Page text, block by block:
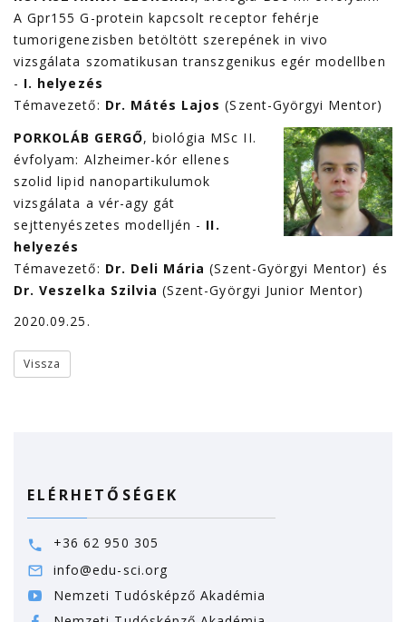
A Gpr155 G-protein kapcsolt receptor fehérje
tumorigenezisben betöltött szerepének in vivo
vizsgálata szomatikusan transzgenikus egér modellben
- I. helyezés
Témavezető: Dr. Mátés Lajos (Szent-Györgyi Mentor)
PORKOLÁB GERGŐ, biológia MSc II.
évfolyam: Alzheimer-kór ellenes
szolid lipid nanopartikulumok
vizsgálata a vér-agy gát
sejttenyészetes modelljén - II.
helyezés
Témavezető: Dr. Deli Mária (Szent-Györgyi Mentor) és
Dr. Veszelka Szilvia (Szent-Györgyi Junior Mentor)
2020.09.25.
Vissza
ELÉRHETŐSÉGEK
+36 62 950 305
info@edu-sci.org
Nemzeti Tudósképző Akadémia